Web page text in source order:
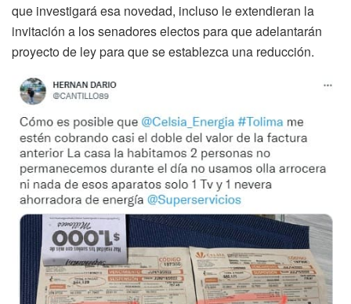
que investigará esa novedad, incluso le extendieran la
invitación a los senadores electos para que adelantarán
proyecto de ley para que se establezca una reducción.